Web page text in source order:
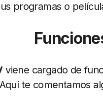
programas o
viene cargado de
te comentamos